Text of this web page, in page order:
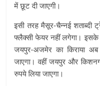
में छूट दी जाएगी।
इसी तरह मैसूर-चैन्नई
फ्लैक्सी फेयर नहीं लगेगा। इसके
जयपुर-अजमेर का किराया
जाएगा। वहीं जयपुर और
रुपये लिया जाएगा।